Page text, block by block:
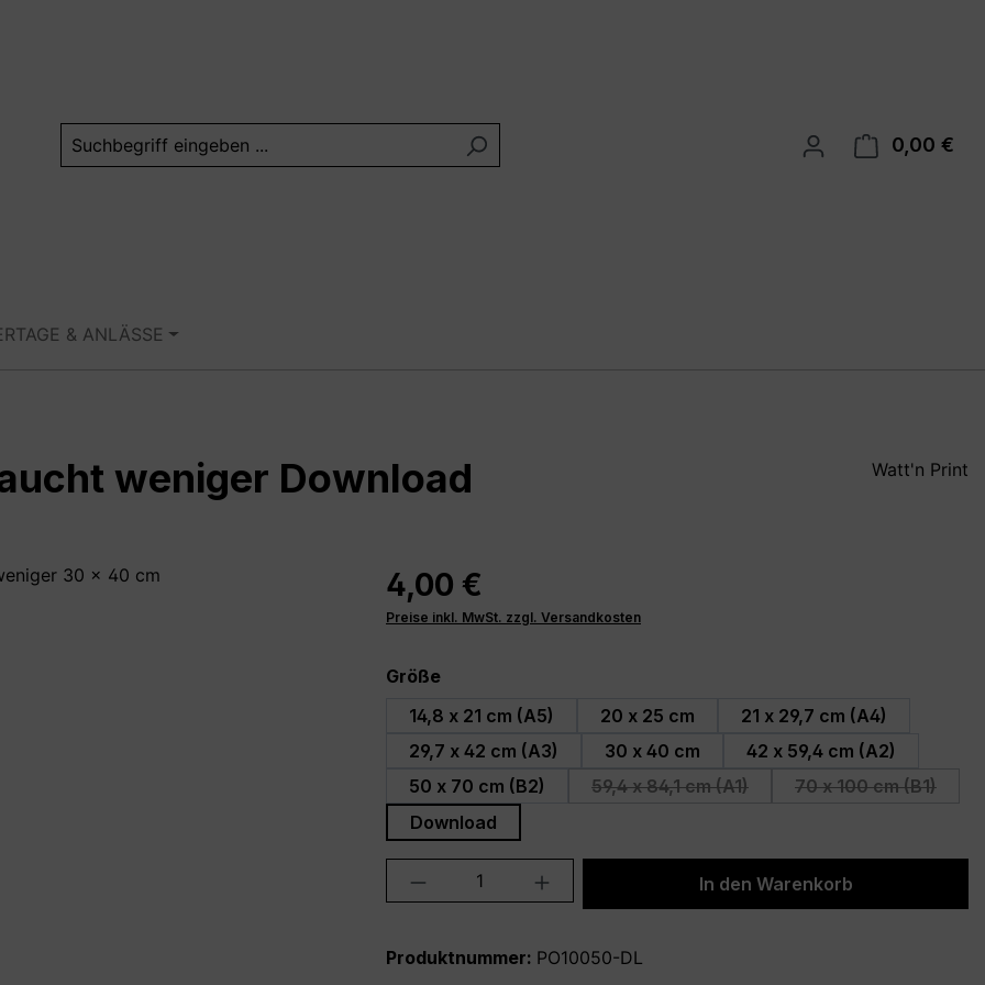
0,00 €
& ANLÄSSE
weniger Download Watt'n Print
4,00 €
Preise inkl. MwSt. zzgl. Versandkosten
Größeauswählen
14,8 x 21 cm (A5)
20 x 25 cm
21 x 29,7 cm (A4)
29,7 x 42 cm (A3)
30 x 40 cm
42 x 59,4 cm (A2)
50 x 70 cm (B2)
59,4 x 84,1 cm (A1)
(Diese Option ist zurzeit nicht
70 x 100 cm (B1)
(Diese Option
Download
Produkt Anzahl: Gib den gewünschten Wert
In den Warenkorb
Produktnummer: PO10050-DL